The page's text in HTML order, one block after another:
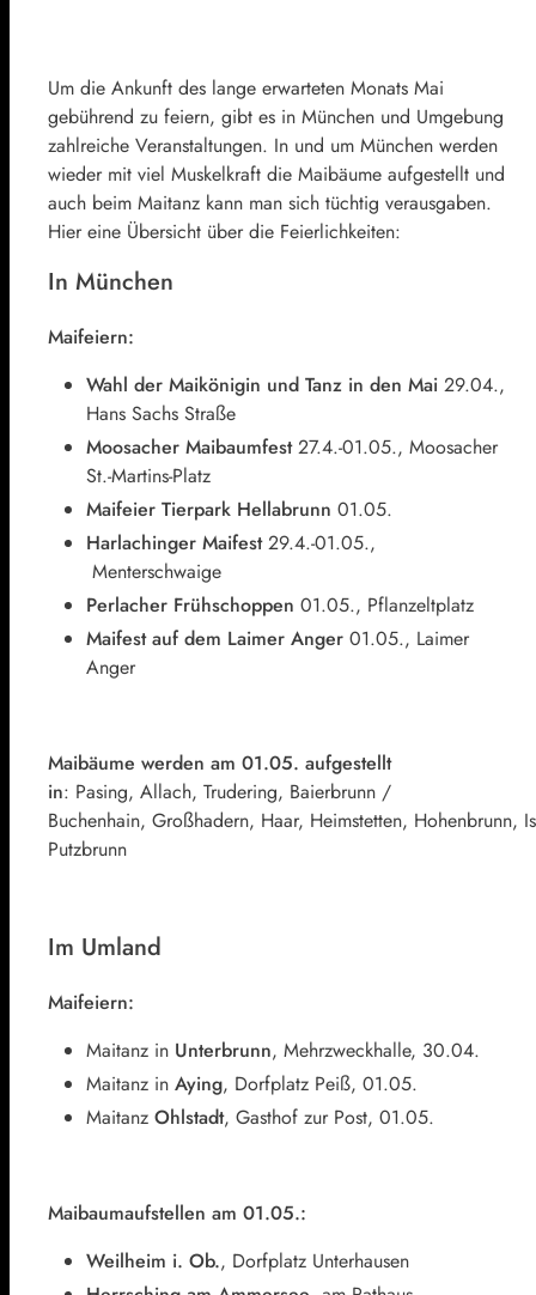
Um die Ankunft des lange erwarteten Monats Mai
gebührend zu feiern, gibt es in München und Umgebung
zahlreiche Veranstaltungen. In und um München werden
wieder mit viel Muskelkraft die Maibäume aufgestellt und
auch beim Maitanz kann man sich tüchtig verausgaben.
Hier eine Übersicht über die Feierlichkeiten:
In München
Maifeiern:
Wahl der Maikönigin und Tanz in den Mai 29.04.,
Hans Sachs Straße
Moosacher Maibaumfest27.4.-01.05., Moosacher
St.-Martins-Platz
Maifeier Tierpark Hellabrunn 01.05.
Harlachinger Maifest29.4.-01.05.,
Menterschwaige
Perlacher Frühschoppen 01.05., Pflanzeltplatz
Maifest auf dem Laimer Anger 01.05., Laimer
Anger
Maibäume werden am 01.05. aufgestellt
in: Pasing, Allach, Trudering, Baierbrunn /
Buchenhain, Großhadern, Haar, Heimstetten, Hohenbrunn,
Putzbrunn
Im Umland
Maifeiern:
Maitanz in Unterbrunn, Mehrzweckhalle, 30.04.
Maitanz in Aying, Dorfplatz Peiß, 01.05.
Maitanz Ohlstadt, Gasthof zur Post, 01.05.
Maibaumaufstellen am 01.05.:
Weilheim i. Ob., Dorfplatz Unterhausen